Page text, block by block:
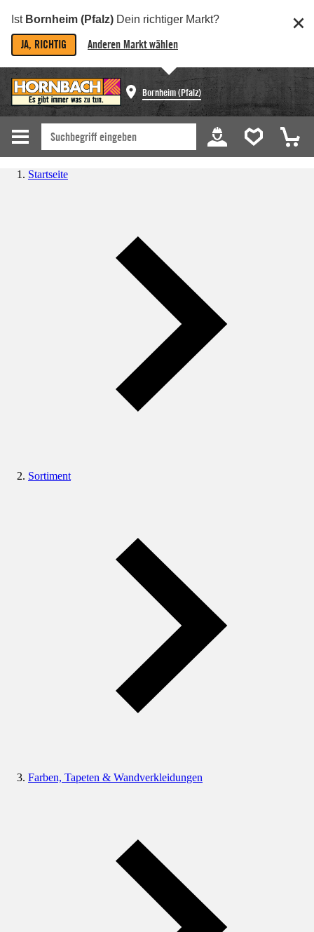
Ist Bornheim (Pfalz) Dein richtiger Markt?
JA, RICHTIG Anderen Markt wählen
Bornheim (Pfalz)
Startseite
Sortiment
Farben, Tapeten & Wandverkleidungen